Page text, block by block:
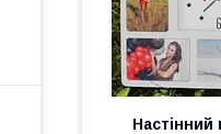
Настінний